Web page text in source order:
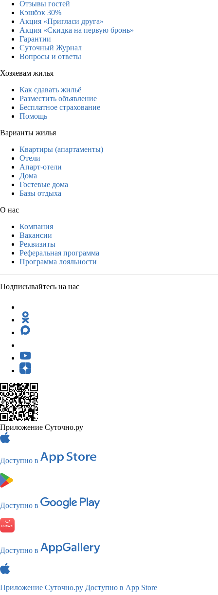
Отзывы гостей
Кэшбэк 30%
Акция «Пригласи друга»
Акция «Скидка на первую бронь»
Гарантии
Суточный Журнал
Вопросы и ответы
Хозяевам жилья
Как сдавать жильё
Разместить объявление
Бесплатное страхование
Помощь
Варианты жилья
Квартиры (апартаменты)
Отели
Апарт-отели
Дома
Гостевые дома
Базы отдыха
О нас
Компания
Вакансии
Реквизиты
Реферальная программа
Программа лояльности
Подписывайтесь на нас
Приложение Суточно.ру
Доступно в
Доступно в
Доступно в
Приложение Суточно.ру Доступно в App Store